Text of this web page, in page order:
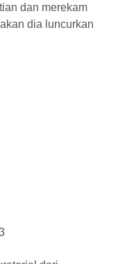
dan merekam
dia luncurkan